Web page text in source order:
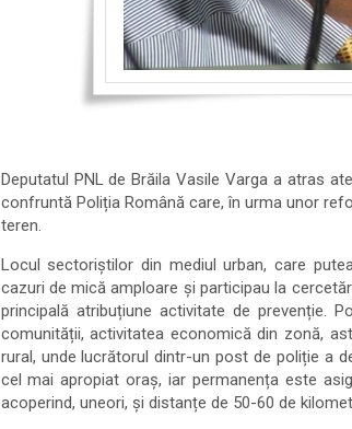
Deputatul PNL de Brăila Vasile Varga a atras
confruntă Poliția Română care, în urma unor
teren.
Locul sectoriștilor din mediul urban, care
cazuri de mică amploare și participau la
principală atribuțiune activitate de prevenție.
comunității, activitatea economică din zonă,
rural, unde lucrătorul dintr-un post de poliție a
cel mai apropiat oraș, iar permanența este
acoperind, uneori, și distanțe de 50-60 de